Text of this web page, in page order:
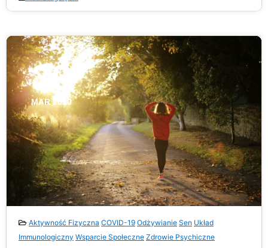
30
MAR 2020
Aktywność Fizyczna COVID-19 Odżywianie Sen Układ
Immunologiczny Wsparcie Społeczne Zdrowie Psychiczne